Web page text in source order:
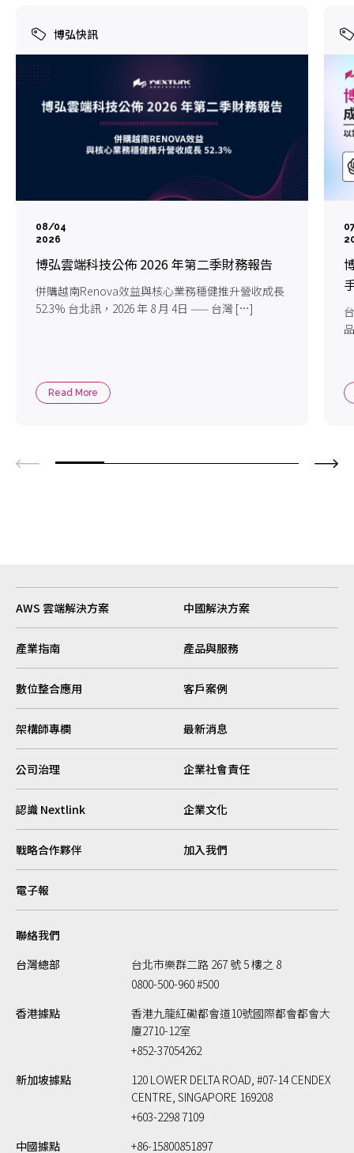
博弘快訊
08/04
2026
博弘雲端科技公佈 2026 年第二季財務報告
併購越南Renova效益與核心業務穩健推升營收成長
52.3% 台北訊，2026 年 8 月 4日 —— 台灣 […]
Read More
AWS 雲端解決方案 中國解決方案
產業指南 產品與服務
數位整合應用 客戶案例
架構師專欄 最新消息
公司治理 企業社會責任
認識 Nextlink 企業文化
戰略合作夥伴 加入我們
電子報
聯絡我們
台灣總部
台北市樂群二路 267 號 5 樓之 8
0800-500-960 #500
香港據點
香港九龍紅磡都會道10號國際都會都會大
廈2710-12室
+852-37054262
新加坡據點
120 LOWER DELTA ROAD, #07-14 CENDEX
CENTRE, SINGAPORE 169208
+603-2298 7109
中國據點
+86-15800851897